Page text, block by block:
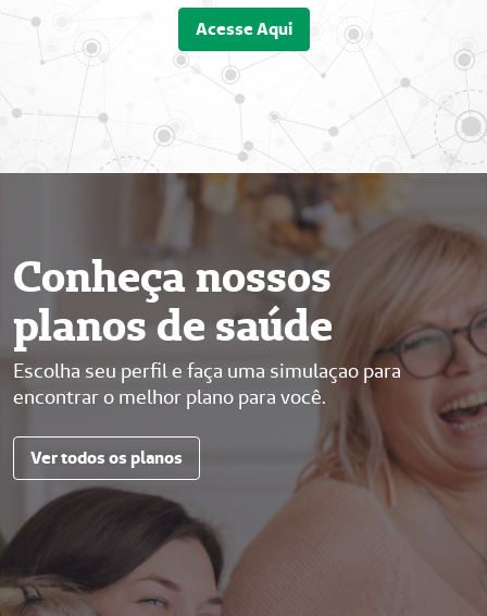
Acesse Aqui
Conheça nossos
planos de saúde
Escolha seu perfil e faça uma simulaçao para
encontrar o melhor plano para você.
Ver todos os planos